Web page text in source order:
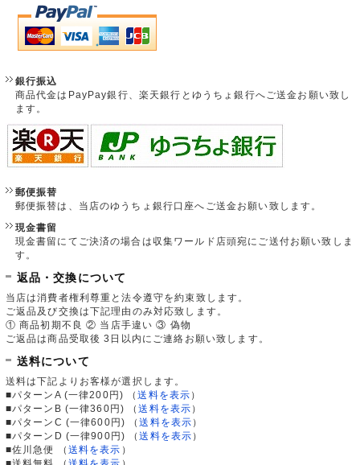
銀行振込
商品代金はPayPay銀行、楽天銀行とゆうちょ銀行へご送金お願い致し
ます。
郵便振替
郵便振替は、当店のゆうちょ銀行口座へご送金お願い致します。
現金書留
現金書留にてご決済の場合は収集ワールド店頭宛にご送付お願い致しま
す。
返品・交換について
当店は消費者権利尊重と法令遵守を約束致します。
ご返品及び交換は下記理由のみ対応致します。
① 商品初期不良 ② 当店手違い ③ 偽物
ご返品は商品受取後 3日以内にご連絡お願い致します。
送料について
送料は下記よりお客様が選択します。
■パターンA (一律200円)
（送料を表示 ）
■パターンB (一律360円)
（送料を表示 ）
■パターンC (一律600円)
（送料を表示 ）
■パターンD (一律900円)
（送料を表示 ）
■佐川急便
（ 送料を表示 ）